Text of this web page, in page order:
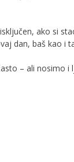
ako si
dan, baš kao i
– ali nosimo i